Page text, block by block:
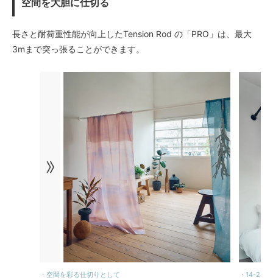
長さと耐荷重性能が向上したTension Rod の「PRO」は、最大
3mまで突っ張ることができます。
・空間を彩る仕切りとして ・14-23